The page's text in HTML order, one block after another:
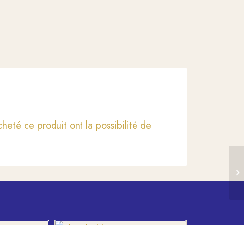
ce produit ont la possibilité de